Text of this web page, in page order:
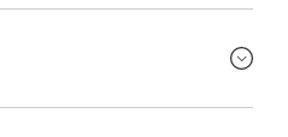
、自分の新しい可能性を感じさせて